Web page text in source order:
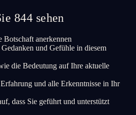
844 sehen
Botschaft anerkennen
und Gefühle in diesem
die Bedeutung auf Ihre aktuelle
und alle Erkenntnisse in Ihr
dass Sie geführt und unterstützt